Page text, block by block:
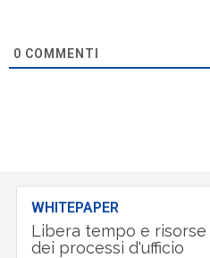
0 COMMENTI
WHITEPAPER
Libera tempo e
dei processi d'ufficio